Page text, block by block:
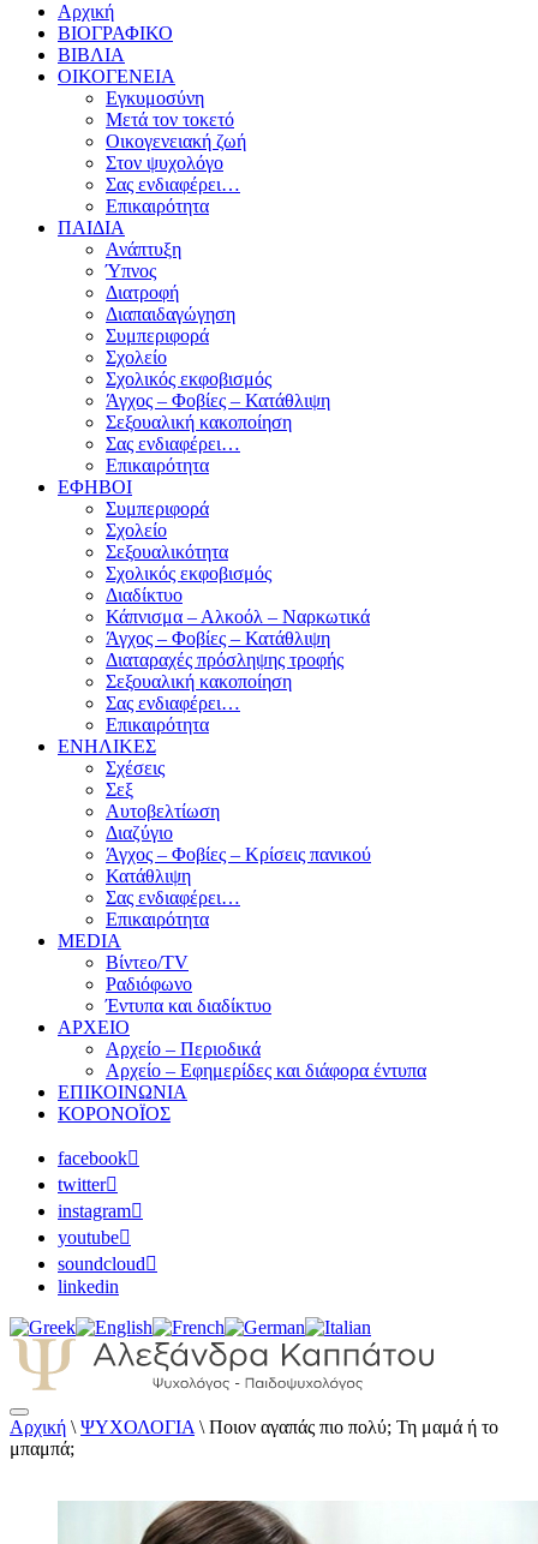
Αρχική
ΒΙΟΓΡΑΦΙΚΟ
ΒΙΒΛΙΑ
ΟΙΚΟΓΕΝΕΙΑ
Εγκυμοσύνη
Μετά τον τοκετό
Οικογενειακή ζωή
Στον ψυχολόγο
Σας ενδιαφέρει…
Επικαιρότητα
ΠΑΙΔΙΑ
Ανάπτυξη
Ύπνος
Διατροφή
Διαπαιδαγώγηση
Συμπεριφορά
Σχολείο
Σχολικός εκφοβισμός
Άγχος – Φοβίες – Κατάθλιψη
Σεξουαλική κακοποίηση
Σας ενδιαφέρει…
Επικαιρότητα
ΕΦΗΒΟΙ
Συμπεριφορά
Σχολείο
Σεξουαλικότητα
Σχολικός εκφοβισμός
Διαδίκτυο
Κάπνισμα – Αλκοόλ – Ναρκωτικά
Άγχος – Φοβίες – Κατάθλιψη
Διαταραχές πρόσληψης τροφής
Σεξουαλική κακοποίηση
Σας ενδιαφέρει…
Επικαιρότητα
ΕΝΗΛΙΚΕΣ
Σχέσεις
Σεξ
Αυτοβελτίωση
Διαζύγιο
Άγχος – Φοβίες – Κρίσεις πανικού
Κατάθλιψη
Σας ενδιαφέρει…
Επικαιρότητα
MEDIA
Βίντεο/TV
Ραδιόφωνο
Έντυπα και διαδίκτυο
ΑΡΧΕΙΟ
Αρχείο – Περιοδικά
Αρχείο – Εφημερίδες και διάφορα έντυπα
ΕΠΙΚΟΙΝΩΝΙΑ
ΚΟΡΟΝΟΪΟΣ
facebook
twitter
instagram
youtube
soundcloud
linkedin
Αλεξάνδρα Καππάτου Ψυχολόγος –
Παιδοψυχολόγος
Αρχική \ ΨΥΧΟΛΟΓΙΑ \ Ποιον αγαπάς πιο πολύ; Τη μαμά ή το
μπαμπά;